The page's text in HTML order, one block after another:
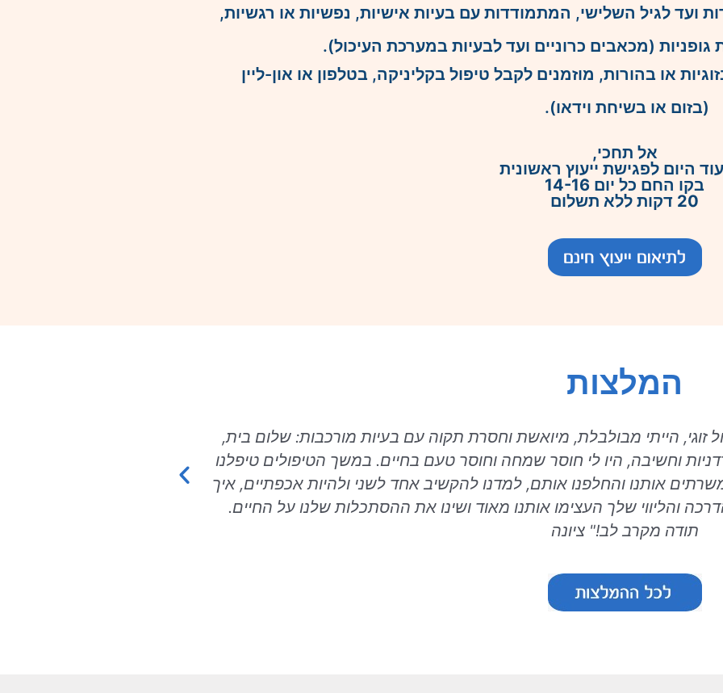
ועד לגיל השלישי, המתמודדות עם בעיות אישיות, נפשיות או רגשיות,
(מכאבים כרוניים ועד לבעיות במערכת העיכול).
או בהורות, מוזמנים לקבל טיפול בקליניקה, בטלפון או און-ליין
(בזום או בשיחת וידאו).
אל תחכי,
היום לפגישת ייעוץ ראשונית
בקו החם כל יום 14-16
20 דקות ללא תשלום
המלצות
הייתי מבולבלת, מיואשת וחסרת תקוה עם בעיות מורכבות: שלום בית,
וחשיבה, היו לי חוסר שמחה וחוסר טעם בחיים. במשך הטיפולים טיפלנו
אותנו והחלפנו אותם, למדנו להקשיב אחד לשני ולהיות אכפתיים, איך
והליווי שלך העצימו אותנו מאוד ושינו את ההסתכלות שלנו על החיים.
תודה מקרב לב!" ציונה